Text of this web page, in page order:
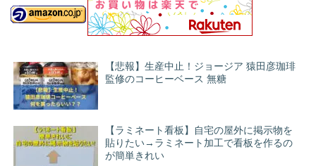
【悲報】生産中止！ジョージア 猿田彦珈琲
監修のコーヒーベース 無糖
【ラミネート看板】自宅の屋外に掲示物を
貼りたい→ラミネート加工で看板を作るの
が簡単きれい